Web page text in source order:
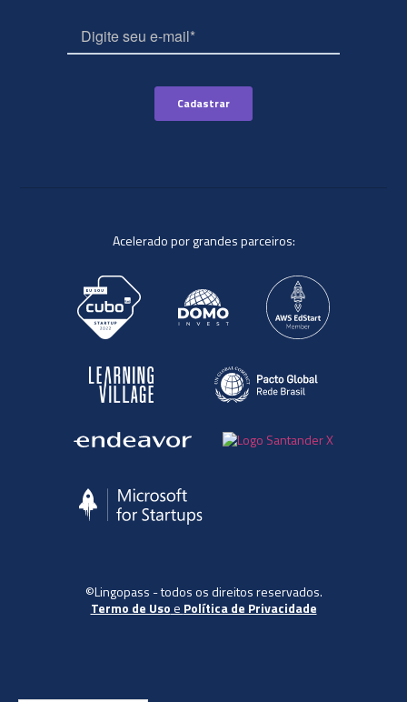
Acelerado por grandes parceiros:
©Lingopass - todos os direitos reservados.
Termo de Uso e Política de Privacidade